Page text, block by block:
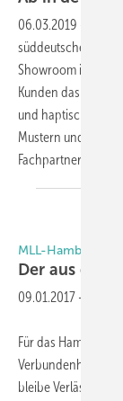
06.03.2019
süddeutsche
Showroom in
Kunden das
und haptisch
Mustern und
Fachpartner gibt es
MLL-Hamburg
Der aus dem
09.01.2017 -
Für das Hamburger
Verbundenheit und
bleibe